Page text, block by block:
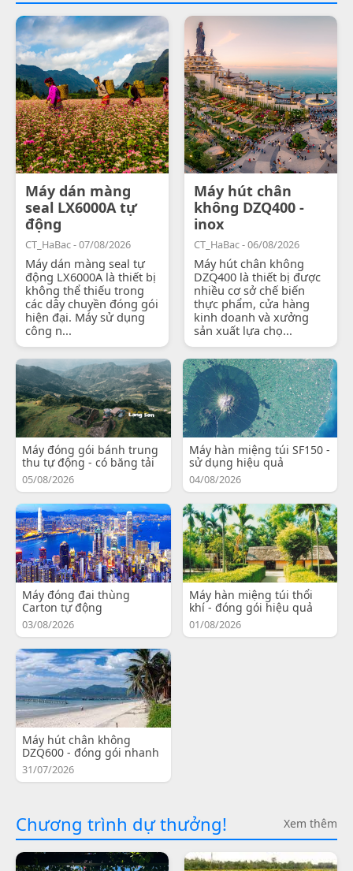
Máy dán màng
seal LX6000A tự
động
CT_HaBac - 07/08/2026
Máy dán màng seal tự
động LX6000A là thiết bị
không thể thiếu trong
các dây chuyền đóng gói
hiện đại. Máy sử dụng
công n...
Máy hút chân
không DZQ400 -
inox
CT_HaBac - 06/08/2026
Máy hút chân không
DZQ400 là thiết bị được
nhiều cơ sở chế biến
thực phẩm, cửa hàng
kinh doanh và xưởng
sản xuất lựa chọ...
Máy đóng gói bánh trung
thu tự động - có băng tải
05/08/2026
Máy hàn miệng túi SF150 -
sử dụng hiệu quả
04/08/2026
Máy đóng đai thùng
Carton tự động
03/08/2026
Máy hàn miệng túi thổi
khí - đóng gói hiệu quả
01/08/2026
Máy hút chân không
DZQ600 - đóng gói nhanh
31/07/2026
Chương trình dự thưởng! Xem thêm